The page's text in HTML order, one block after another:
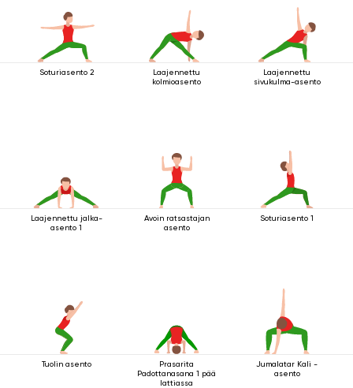
Soturiasento 2
Laajennettu
kolmioasento
Laajennettu
sivukulma-asento
Laajennettu jalka-
asento 1
Avoin ratsastajan
asento
Soturiasento 1
Tuolin asento
Prasarita
Padottanasana 1 pää
lattiassa
Jumalatar Kali -
asento